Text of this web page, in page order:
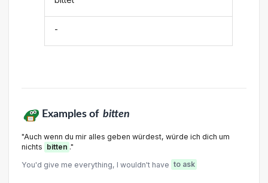
-
Examples of bitten
"Auch wenn du mir alles geben würdest, würde ich dich um
nichts bitten ."
You'd give me everything, I wouldn't have to ask